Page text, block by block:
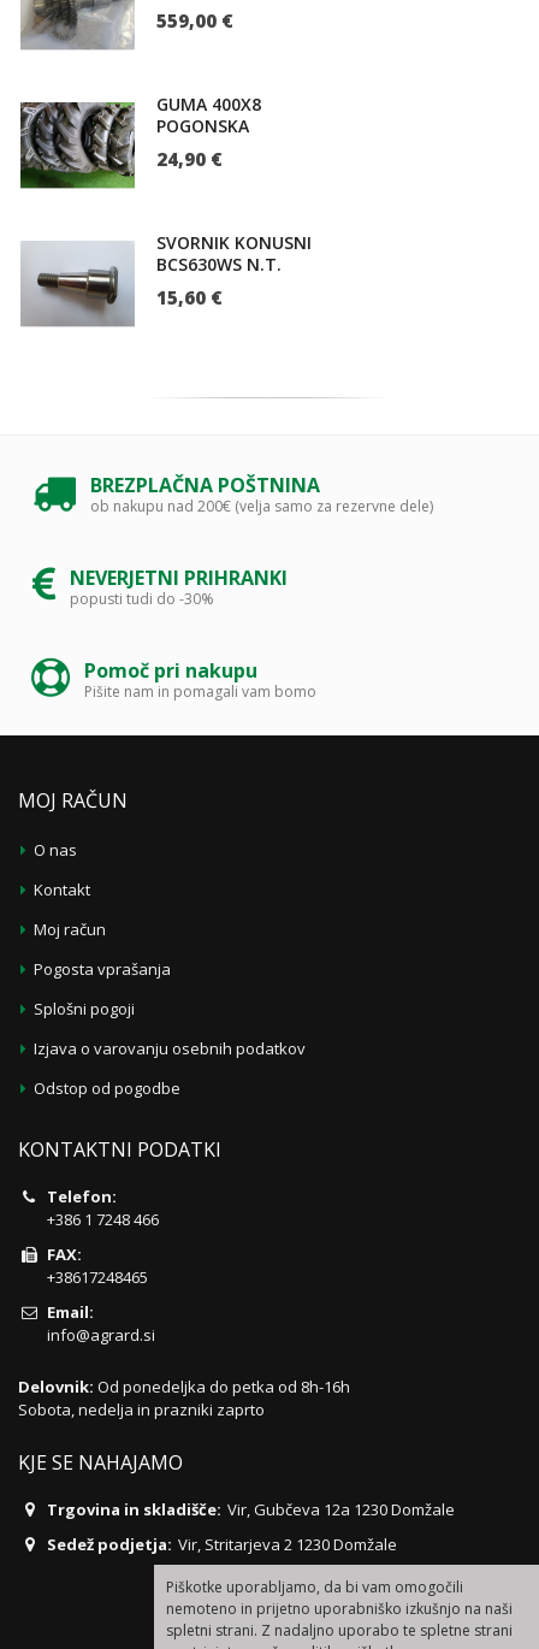
559,00 €
GUMA 400X8
POGONSKA
24,90 €
SVORNIK KONUSNI
BCS630WS N.T.
15,60 €
BREZPLAČNA POŠTNINA
ob nakupu nad 200€ (velja samo za rezervne dele)
NEVERJETNI PRIHRANKI
popusti tudi do -30%
Pomoč pri nakupu
Pišite nam in pomagali vam bomo
MOJ RAČUN
O nas
Kontakt
Moj račun
Pogosta vprašanja
Splošni pogoji
Izjava o varovanju osebnih podatkov
Odstop od pogodbe
KONTAKTNI PODATKI
Telefon:
+386 1 7248 466
FAX:
+38617248465
Email:
info@agrard.si
Delovnik: Od ponedeljka do petka od 8h-16h
Sobota, nedelja in prazniki zaprto
KJE SE NAHAJAMO
Trgovina in skladišče: Vir, Gubčeva 12a 1230 Domžale
Sedež podjetja: Vir, Stritarjeva 2 1230 Domžale
Piškotke uporabljamo, da bi vam omogočili
nemoteno in prijetno uporabniško izkušnjo na naši
spletni strani. Z nadaljno uporabo te spletne strani